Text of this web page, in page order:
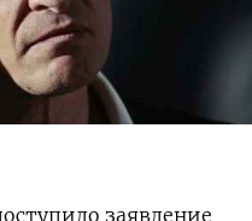
заявление